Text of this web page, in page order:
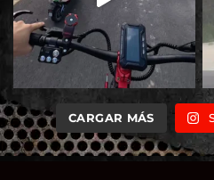
CARGAR MÁS